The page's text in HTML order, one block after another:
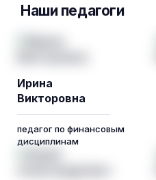
Наши педагоги
Ирина
Викторовна
педагог по финансовым
дисциплинам